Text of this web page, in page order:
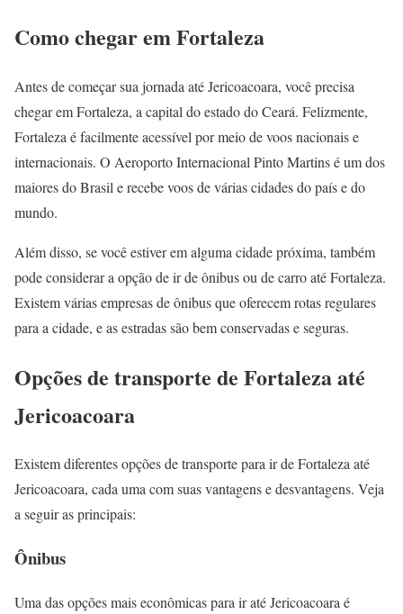
Como chegar em Fortaleza
Antes de começar sua jornada até Jericoacoara, você precisa
chegar em Fortaleza, a capital do estado do Ceará. Felizmente,
Fortaleza é facilmente acessível por meio de voos nacionais e
internacionais. O Aeroporto Internacional Pinto Martins é um dos
maiores do Brasil e recebe voos de várias cidades do país e do
mundo.
Além disso, se você estiver em alguma cidade próxima, também
pode considerar a opção de ir de ônibus ou de carro até Fortaleza.
Existem várias empresas de ônibus que oferecem rotas regulares
para a cidade, e as estradas são bem conservadas e seguras.
Opções de transporte de Fortaleza até
Jericoacoara
Existem diferentes opções de transporte para ir de Fortaleza até
Jericoacoara, cada uma com suas vantagens e desvantagens. Veja
a seguir as principais:
Ônibus
Uma das opções mais econômicas para ir até Jericoacoara é